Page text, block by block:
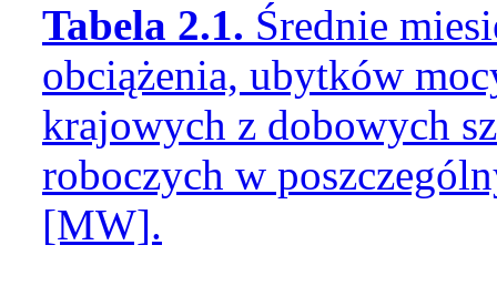
Tabela 2.1. Średnie
obciążenia, ubytków
krajowych z dobowych
roboczych w
[MW].